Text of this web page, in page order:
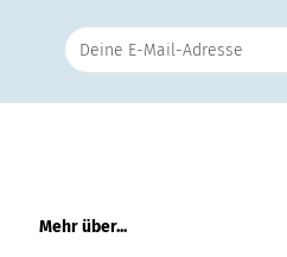
Mehr über...